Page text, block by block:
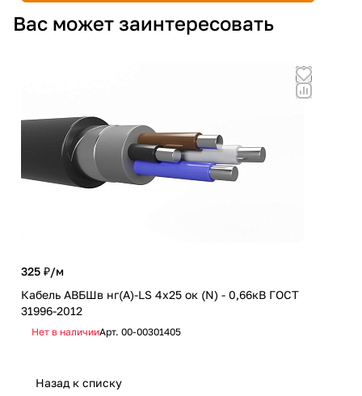
Вас может заинтересовать
325 ₽/м
Кабель АВБШв нг(А)-LS 4х25 ок (N) - 0,66кВ ГОСТ
31996-2012
Нет в наличииАрт. 00-00301405
Назад к списку